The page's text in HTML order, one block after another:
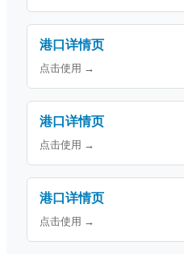
港口详情页
点击使用 →
港口详情页
点击使用 →
港口详情页
点击使用 →